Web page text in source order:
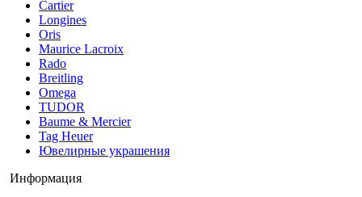
Cartier
Longines
Oris
Maurice Lacroix
Rado
Breitling
Omega
TUDOR
Baume & Mercier
Tag Heuer
Ювелирные украшения
Информация